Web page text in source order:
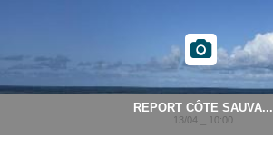
REPORT CÔTE SAUVA...
13/04 _ 10:00